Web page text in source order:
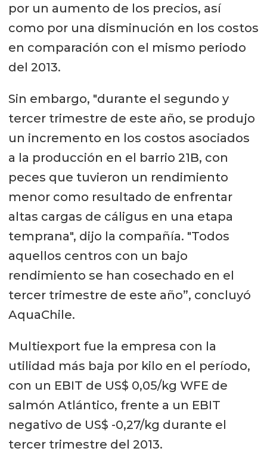
por un aumento de los precios, así
como por una disminución en los costos
en comparación con el mismo periodo
del 2013.
Sin embargo, "durante el segundo y
tercer trimestre de este año, se produjo
un incremento en los costos asociados
a la producción en el barrio 21B, con
peces que tuvieron un rendimiento
menor como resultado de enfrentar
altas cargas de cáligus en una etapa
temprana", dijo la compañía. "Todos
aquellos centros con un bajo
rendimiento se han cosechado en el
tercer trimestre de este año”, concluyó
AquaChile.
Multiexport fue la empresa con la
utilidad más baja por kilo en el período,
con un EBIT de US$ 0,05/kg WFE de
salmón Atlántico, frente a un EBIT
negativo de US$ -0,27/kg durante el
tercer trimestre del 2013.